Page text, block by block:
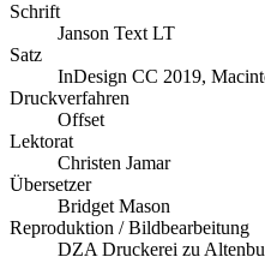
Schrift
Janson Text LT
Satz
InDesign CC 2019,
Druckverfahren
Offset
Lektorat
Christen Jamar
Übersetzer
Bridget Mason
Reproduktion / Bildbearbeitung
DZA Druckerei zu